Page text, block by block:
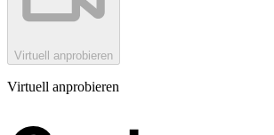
Virtuell anprobieren
Virtuell anprobieren